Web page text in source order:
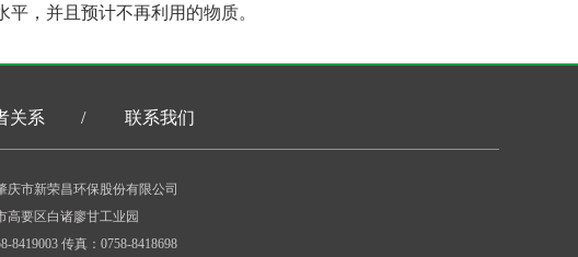
，并且预计不再利用的物质。
关系 / 联系我们
庆市新荣昌环保股份有限公司
高要区白诸廖甘工业园
8419003 传真：0758-8418698